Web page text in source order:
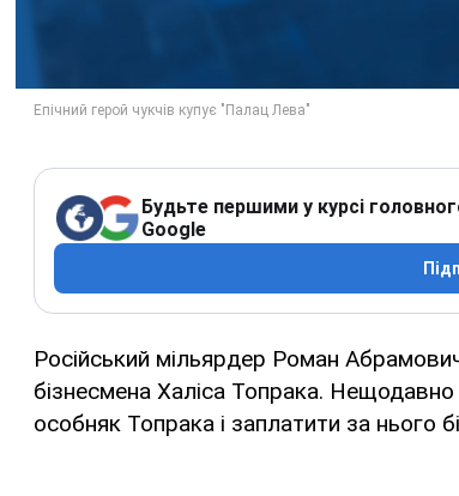
Будьте першими у курсі
Google
Російський мільярдер Роман
бізнесмена Халіса Топрака.
особняк Топрака і заплатити за нього